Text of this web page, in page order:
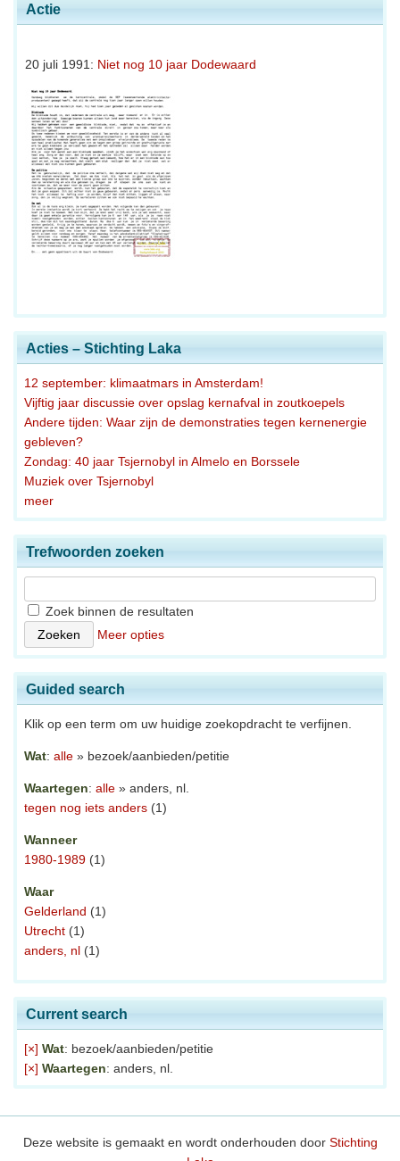
Actie
20 juli 1991: Niet nog 10 jaar Dodewaard
Acties – Stichting Laka
12 september: klimaatmars in Amsterdam!
Vijftig jaar discussie over opslag kernafval in zoutkoepels
Andere tijden: Waar zijn de demonstraties tegen kernenergie
gebleven?
Zondag: 40 jaar Tsjernobyl in Almelo en Borssele
Muziek over Tsjernobyl
meer
Trefwoorden zoeken
Zoek binnen de resultaten
Meer opties
Guided search
Klik op een term om uw huidige zoekopdracht te verfijnen.
Wat: alle » bezoek/aanbieden/petitie
Waartegen: alle » anders, nl.
tegen nog iets anders (1)
Wanneer
1980-1989 (1)
Waar
Gelderland (1)
Utrecht (1)
anders, nl (1)
Current search
[×] Wat: bezoek/aanbieden/petitie
[×] Waartegen: anders, nl.
Deze website is gemaakt en wordt onderhouden door Stichting